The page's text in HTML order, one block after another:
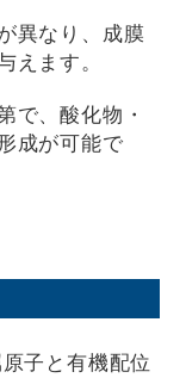
異なり、成膜
えます。
で、酸化物・
成が可能で
子と有機配位